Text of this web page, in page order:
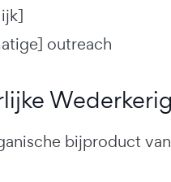
outreach
bijproduct van